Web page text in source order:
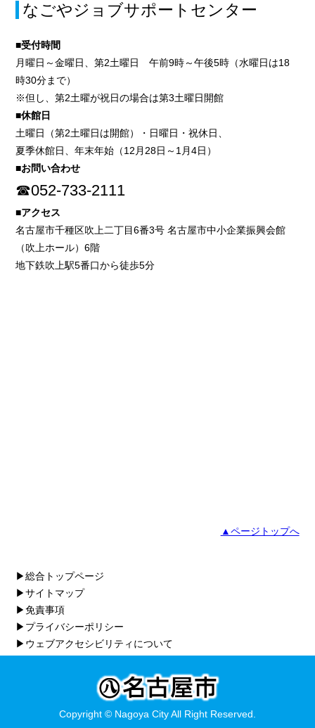
なごやジョブサポートセンター
■受付時間
月曜日～金曜日、第2土曜日 午前9時～午後5時（水曜日は18
時30分まで）
※但し、第2土曜が祝日の場合は第3土曜日開館
■休館日
土曜日（第2土曜日は開館）・日曜日・祝休日、
夏季休館日、年末年始（12月28日～1月4日）
■お問い合わせ
☎052-733-2111
■アクセス
名古屋市千種区吹上二丁目6番3号 名古屋市中小企業振興会館
（吹上ホール）6階
地下鉄吹上駅5番口から徒歩5分
▲ページトップへ
▶総合トップページ
▶サイトマップ
▶免責事項
▶プライバシーポリシー
▶ウェブアクセシビリティについて
Copyright © Nagoya City All Right Reserved.